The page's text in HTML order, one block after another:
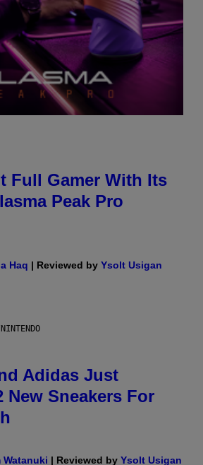
Full Gamer With Its
Peak Pro
Haq | Reviewed by Ysolt Usigan
Adidas Just
New Sneakers For
Watanuki | Reviewed by Ysolt Usigan